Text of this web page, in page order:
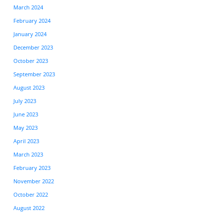
March 2024
February 2024
January 2024
December 2023
October 2023
September 2023
August 2023
July 2023
June 2023
May 2023
April 2023
March 2023
February 2023
November 2022
October 2022
August 2022